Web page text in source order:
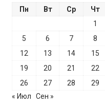
Пн Вт Ср Чт
1
5
6 7 8
12
13 14 15
19
20 21 22
26
27 28 29
« Июл
Сен »